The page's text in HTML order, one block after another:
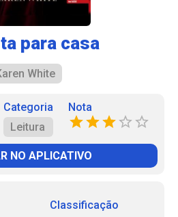
para casa
White
Categoria
Leitura
Nota
NO APLICATIVO
Classificação